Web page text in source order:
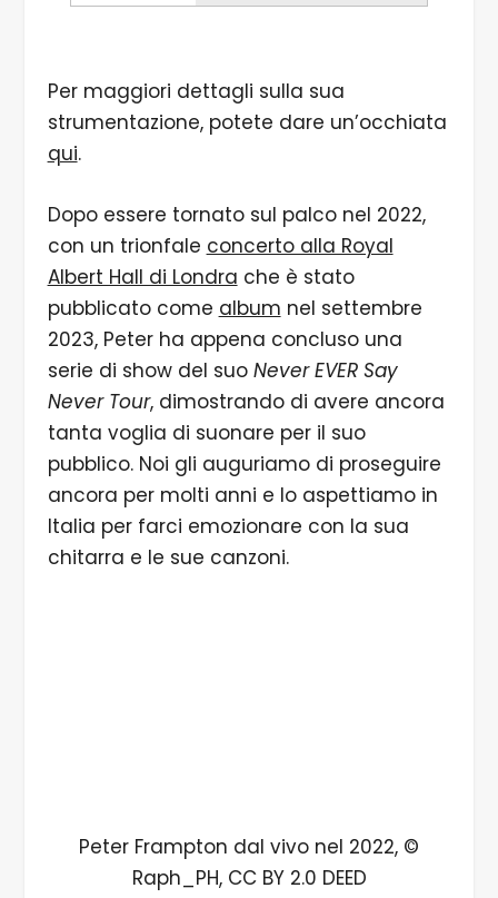
Per maggiori dettagli sulla sua
strumentazione, potete dare un’occhiata
qui.
Dopo essere tornato sul palco nel 2022,
con un trionfale concerto alla Royal
Albert Hall di Londra che è stato
pubblicato come album nel settembre
2023, Peter ha appena concluso una
serie di show del suo Never EVER Say
Never Tour, dimostrando di avere ancora
tanta voglia di suonare per il suo
pubblico. Noi gli auguriamo di proseguire
ancora per molti anni e lo aspettiamo in
Italia per farci emozionare con la sua
chitarra e le sue canzoni.
Peter Frampton dal vivo nel 2022, ©
Raph_PH, CC BY 2.0 DEED